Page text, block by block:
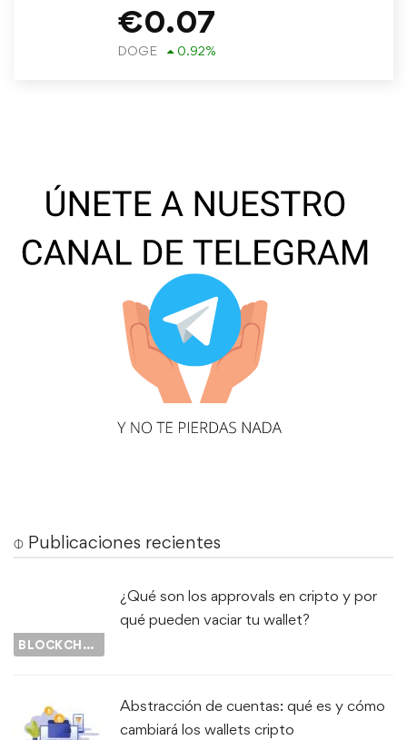
€0.07
DOGE 0.92%
⌽ Publicaciones recientes
BLOCKCHAIN
¿Qué son los approvals en cripto y por
qué pueden vaciar tu wallet?
Abstracción de cuentas: qué es y cómo
cambiará los wallets cripto